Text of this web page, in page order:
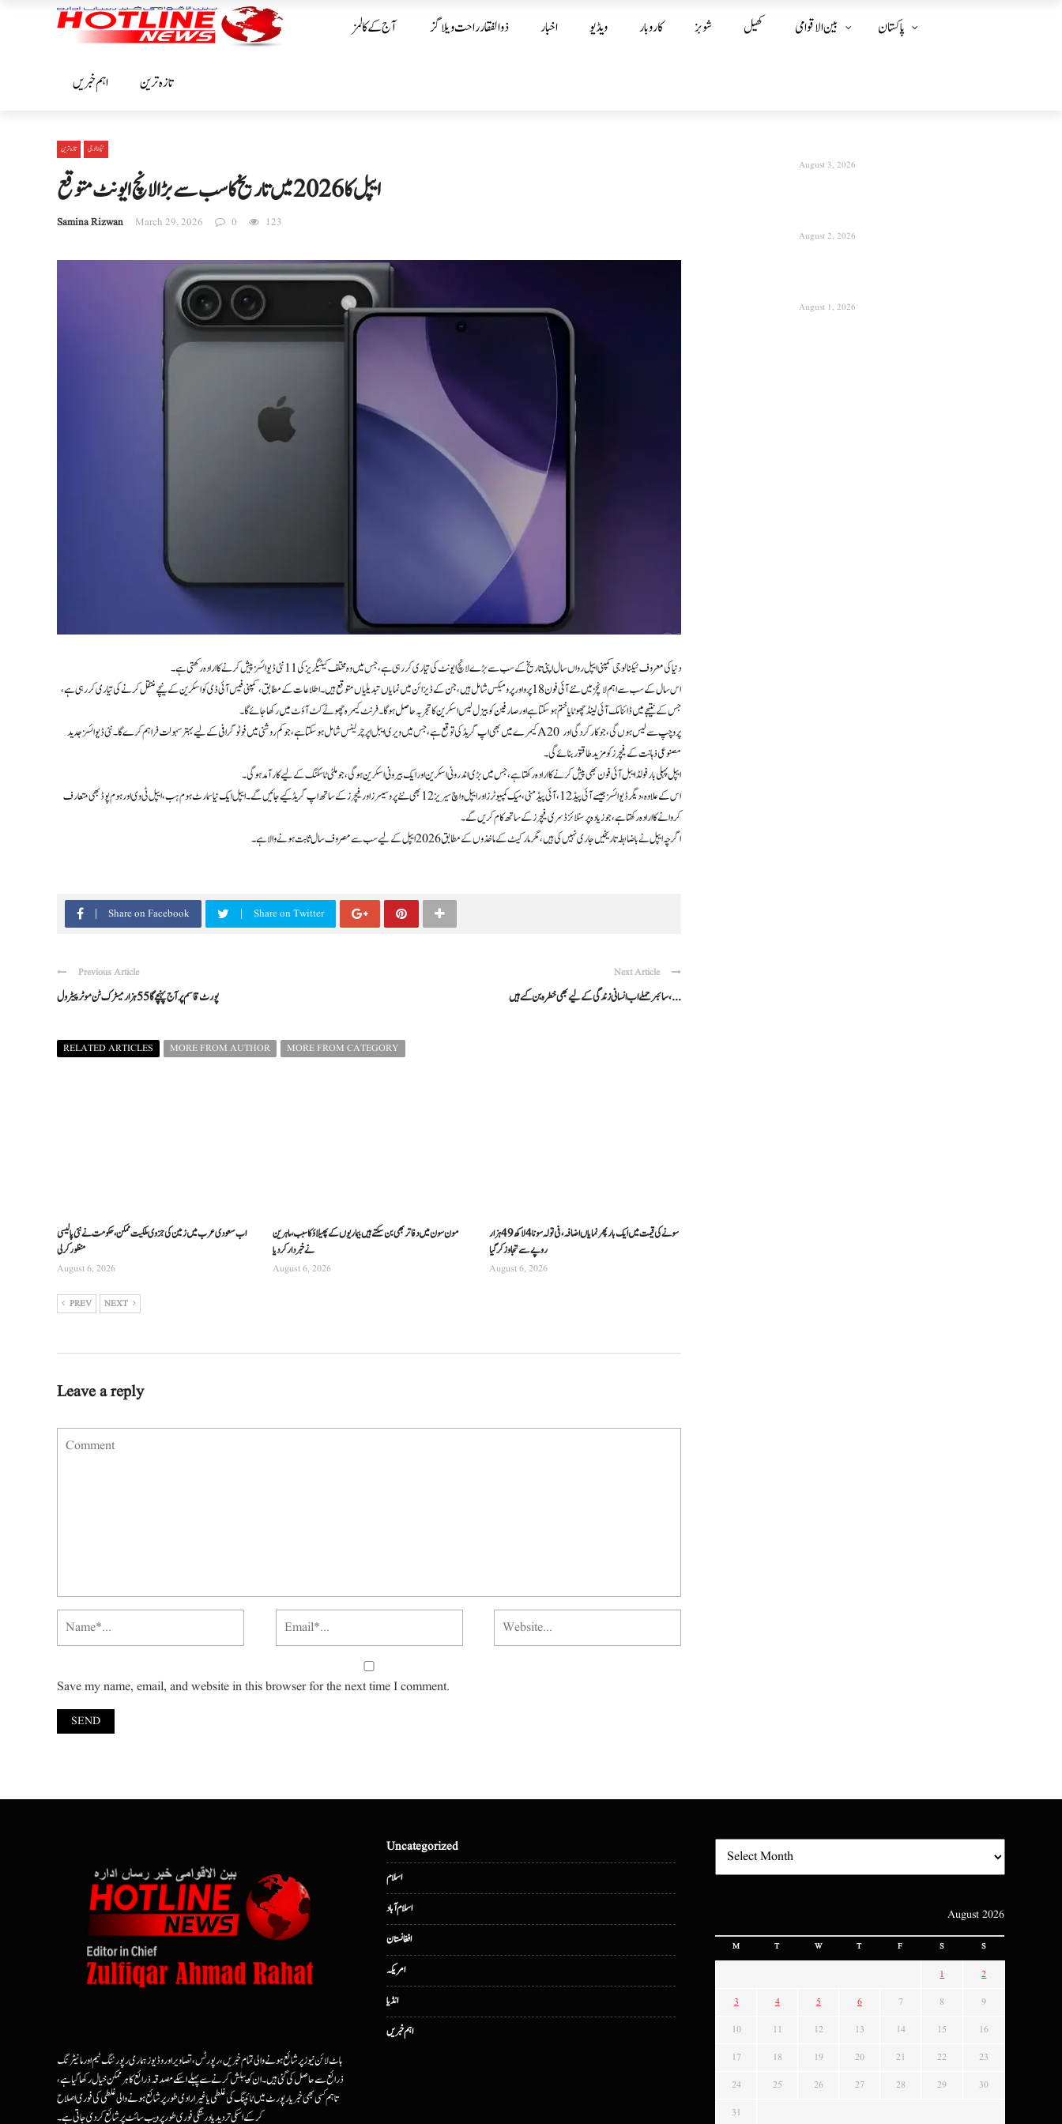
آج کے کالمز ذوالفقار راحت ویلاگز اخبار ویڈیو کاروبار شوبز کھیل بین الا قوامی پاکستان
اہم خبریں تازہ ترین
تازہ ترین ٹیکنالوجی
ایپل کا 2026 میں تاریخ کا سب سے بڑا لانچ ایونٹ متوقع
Samina Rizwan March 29, 2026 0 123
دنیا کی معروف ٹیکنالوجی کمپنی ایپل رواں سال اپنی تاریخ کے سب سے بڑے لانچ ایونٹ کی تیاری کر رہی ہے، جس میں وہ مختلف کیٹیگریز کی 11 نئی ڈیوائسز پیش کرنے کا ارادہ رکھتی ہے۔
اس سال کے سب سے اہم لانچز میں نئے آئی فون 18 پرو اور پرو میکس شامل ہیں، جن کے ڈیزائن میں نمایاں تبدیلیاں متوقع ہیں۔ اطلاعات کے مطابق، کمپنی فیس آئی ڈی کو اسکرین کے نیچے منتقل کرنے کی تیاری کر رہی ہے،
جس کے نتیجے میں ڈائنامک آئی لینڈ چھوٹا یا ختم ہو سکتا ہے اور صارفین کو بیزل لیس اسکرین کا تجربہ حاصل ہوگا۔ فرنٹ کیمرہ چھوٹے کٹ آؤٹ میں رکھا جائے گا۔
کیمرے میں بھی اپ گریڈ کی توقع ہے، جس میں ویری ایبل اپرچر لینس شامل ہو سکتا ہے، جو کم روشنی میں فوٹوگرافی کے لیے بہتر سہولت فراہم کرے گا۔ نئی ڈیوائسز جدید A20 پرو چپ سے لیس ہوں گی، جو کارکردگی اور
مصنوعی ذہانت کے فیچرز کو مزید طاقتور بنائے گی۔
ایپل پہلی بار فولڈ ایبل آئی فون بھی پیش کرنے کا ارادہ رکھتا ہے، جس میں بڑی اندرونی اسکرین اور ایک بیرونی اسکرین ہوگی، جو ملٹی ٹاسکنگ کے لیے کارآمد ہوگی۔
اس کے علاوہ، دیگر ڈیوائسز جیسے آئی پیڈ 12، آئی پیڈ منی، میک کمپیوٹرز اور ایپل واچ سیریز 12 بھی نئے پروسیسرز اور فیچرز کے ساتھ اپ گریڈ کیے جائیں گے۔ ایپل ایک نیا سمارٹ ہوم ہب، ایپل ٹی وی اور ہوم پوڈ بھی متعارف
کروانے کا ارادہ رکھتا ہے، جو زیادہ پرسنلائزڈ سری فیچرز کے ساتھ کام کریں گے۔
اگرچہ ایپل نے باضابطہ تاریخیں جاری نہیں کی ہیں، مگر مارکیٹ کے ماخذوں کے مطابق 2026 ایپل کے لیے سب سے مصروف سال ثابت ہونے والا ہے۔
Share on Facebook Share on Twitter
Previous Article
پورٹ قاسم پر آج پہنچے گا 55 ہزار میٹرک ٹن موٹرپیٹرول
Next Article
سائبر حملے اب انسانی زندگی کے لیے بھی خطرہ بن گئے ہیں، ...
RELATED ARTICLES MORE FROM AUTHOR MORE FROM CATEGORY
اب سعودی عرب میں زمین کی جزوی ملکیت ممکن، حکومت نے نئی پالیسی
منظور کرلی
August 6, 2026
مون سون میں دفاتر بھی بن سکتے ہیں بیماریوں کے پھیلاؤ کا سبب، ماہرین
نے خبردار کر دیا
August 6, 2026
سونے کی قیمت میں ایک بار پھر نمایاں اضافہ، فی تولہ سونا 4 لاکھ 49 ہزار
روپے سے تجاوز کرگیا
August 6, 2026
PREV NEXT
Leave a reply
Save my name, email, and website in this browser for the next time I comment.
August 3, 2026
August 2, 2026
August 1, 2026
ہاٹ لائن نیوز پر شائع ہونے والی تمام خبریں، رپورٹس، تصاویر اور وڈیوز ہماری رپورٹنگ ٹیم اور مانیٹرنگ
ذرائع سے حاصل کی گئی ہیں۔ ان کو پبلش کرنے سے پہلے اسکے مصدقہ ذرائع کا ہرممکن خیال رکھا گیا ہے،
تاہم کسی بھی خبر یا رپورٹ میں ٹائپنگ کی غلطی یا غیرارادی طور پر شائع ہونے والی غلطی کی فوری اصلاح
کرکے اسکی تردید یا درستگی فوری طور پر ویب سائٹ پر شائع کردی جاتی ہے۔
Uncategorized
اسلام
اسلام آباد
افغانستان
امریکہ
انڈیا
اہم خبریں
August 2026
M T W T F S S
1 2
3 4 5 6 7 8 9
10 11 12 13 14 15 16
17 18 19 20 21 22 23
24 25 26 27 28 29 30
31